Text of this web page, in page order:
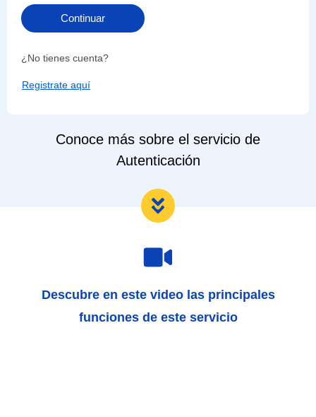
Continuar
¿No tienes cuenta?
Registrate aquí
Conoce más sobre el servicio de
Autenticación
Descubre en este video las principales
funciones de este servicio